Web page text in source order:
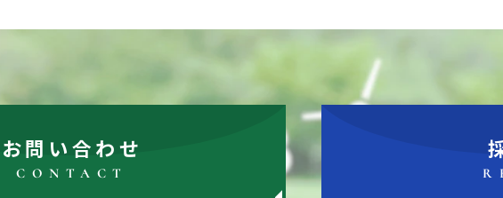
お問い合わせ
CONTACT